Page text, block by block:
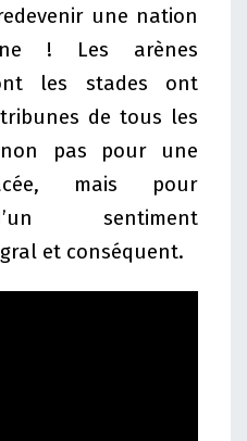
une nation
! Les arènes
les stades ont
de tous les
pas pour une
mais pour
sentiment
et conséquent.